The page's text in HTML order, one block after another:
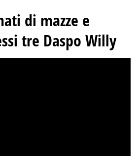
di mazze e
tre Daspo Willy